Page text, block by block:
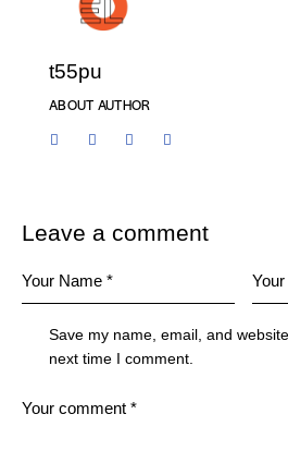
t55pu
ABOUT AUTHOR
Leave a comment
Save my name, email, and
next time I comment.